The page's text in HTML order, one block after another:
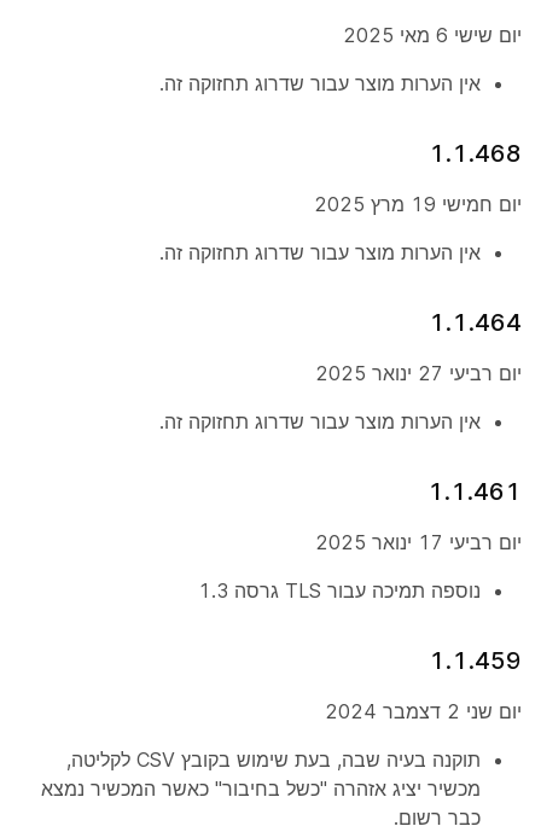
יום שישי 6 מאי 2025
אין הערות מוצר עבור שדרוג תחזוקה זה.
1.1.468
יום חמישי 19 מרץ 2025
אין הערות מוצר עבור שדרוג תחזוקה זה.
1.1.464
יום רביעי 27 ינואר 2025
אין הערות מוצר עבור שדרוג תחזוקה זה.
1.1.461
יום רביעי 17 ינואר 2025
נוספה תמיכה עבור TLS גרסה 1.3
1.1.459
יום שני 2 דצמבר 2024
תוקנה בעיה שבה, בעת שימוש בקובץ CSV לקליטה,
מכשיר יציג אזהרה "כשל בחיבור" כאשר המכשיר נמצא
כבר רשום.